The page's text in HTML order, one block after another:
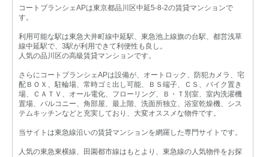
コートブランシェAPは東京都品川区中延5-8-2の賃貸マンションで
す。
利用可能な駅は東急大井町線中延駅、東急池上線旗の台駅、都営浅草
線中延駅で、3駅が利用できて利便性も良し。
人気の品川区の高級賃貸マンションです。
さらにコートブランシェAPは設備が、オートロック、防犯カメラ、宅
配ＢＯＸ、駐輪場、常時ゴミ出し可能、ＢＳ端子、ＣＳ、バイク置き
場、ＣＡＴＶ、オール電化、フローリング、Ｂ・Ｔ別室、室内洗濯機
置場、バルコニー、角部屋、最上階、洗面所独立、浴室乾燥機、シス
テムキッチンなどと充実しており、大変オススメな物件です。
当サイトは東急線沿いの賃貸マンションを網羅した専門サイトです。
人気の東急東横線、田園都市線はもとより、東急線の人気物件をお探